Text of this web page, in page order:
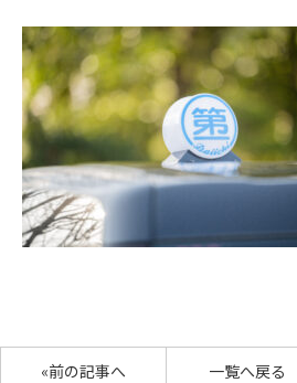
«前の記事へ 一覧へ戻る